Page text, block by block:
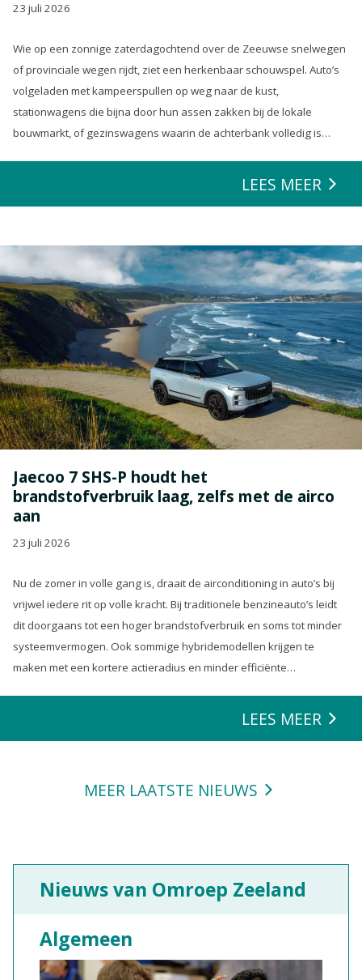
23 juli 2026
Wie op een zonnige zaterdagochtend over de Zeeuwse snelwegen
of provinciale wegen rijdt, ziet een herkenbaar schouwspel. Auto’s
volgeladen met kampeerspullen op weg naar de kust,
stationwagens die bijna door hun assen zakken bij de lokale
bouwmarkt, of gezinswagens waarin de achterbank volledig is
zeulen. We houden van onze auto’s en we verwachten dat ze alles
LEES MEER
Jaecoo 7 SHS-P houdt het
brandstofverbruik laag, zelfs met de airco
aan
23 juli 2026
Nu de zomer in volle gang is, draait de airconditioning in auto’s bij
vrijwel iedere rit op volle kracht. Bij traditionele benzineauto’s leidt
dit doorgaans tot een hoger brandstofverbruik en soms tot minder
systeemvermogen. Ook sommige hybridemodellen krijgen te
maken met een kortere actieradius en minder efficiënte
LEES MEER
MEER LAATSTE NIEUWS
Nieuws van Omroep Zeeland
Algemeen